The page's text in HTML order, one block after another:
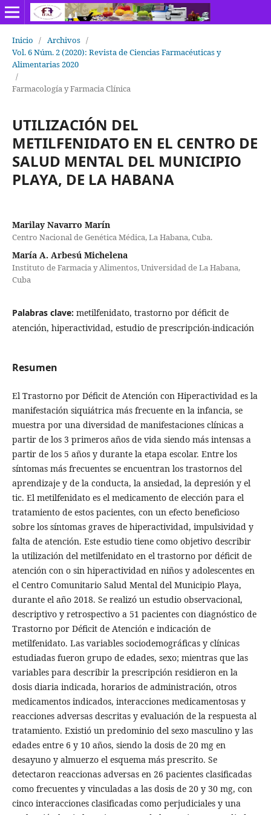
Inicio / Archivos /
Vol. 6 Núm. 2 (2020): Revista de Ciencias Farmacéuticas y
Alimentarias 2020
/
Farmacología y Farmacia Clínica
UTILIZACIÓN DEL
METILFENIDATO EN EL CENTRO DE
SALUD MENTAL DEL MUNICIPIO
PLAYA, DE LA HABANA
Marilay Navarro Marín
Centro Nacional de Genética Médica, La Habana, Cuba.
María A. Arbesú Michelena
Instituto de Farmacia y Alimentos, Universidad de La Habana,
Cuba
Palabras clave: metilfenidato, trastorno por déficit de
atención, hiperactividad, estudio de prescripción-indicación
Resumen
El Trastorno por Déficit de Atención con Hiperactividad es la
manifestación siquiátrica más frecuente en la infancia, se
muestra por una diversidad de manifestaciones clínicas a
partir de los 3 primeros años de vida siendo más intensas a
partir de los 5 años y durante la etapa escolar. Entre los
síntomas más frecuentes se encuentran los trastornos del
aprendizaje y de la conducta, la ansiedad, la depresión y el
tic. El metilfenidato es el medicamento de elección para el
tratamiento de estos pacientes, con un efecto beneficioso
sobre los síntomas graves de hiperactividad, impulsividad y
falta de atención. Este estudio tiene como objetivo describir
la utilización del metilfenidato en el trastorno por déficit de
atención con o sin hiperactividad en niños y adolescentes en
el Centro Comunitario Salud Mental del Municipio Playa,
durante el año 2018. Se realizó un estudio observacional,
descriptivo y retrospectivo a 51 pacientes con diagnóstico de
Trastorno por Déficit de Atención e indicación de
metilfenidato. Las variables sociodemográficas y clínicas
estudiadas fueron grupo de edades, sexo; mientras que las
variables para describir la prescripción residieron en la
dosis diaria indicada, horarios de administración, otros
medicamentos indicados, interacciones medicamentosas y
reacciones adversas descritas y evaluación de la respuesta al
tratamiento. Existió un predominio del sexo masculino y las
edades entre 6 y 10 años, siendo la dosis de 20 mg en
desayuno y almuerzo el esquema más prescrito. Se
detectaron reaccionas adversas en 26 pacientes clasificadas
como frecuentes y vinculadas a las dosis de 20 y 30 mg, con
cinco interacciones clasificadas como perjudiciales y una